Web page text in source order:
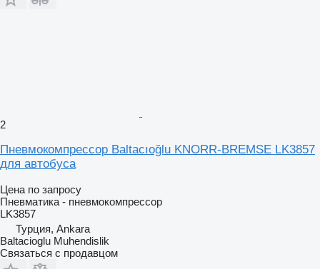
2
Пневмокомпрессор Baltacıoğlu KNORR-BREMSE LK3857
для автобуса
Цена по запросу
Пневматика - пневмокомпрессор
LK3857
Турция, Ankara
Baltacioglu Muhendislik
Связаться с продавцом